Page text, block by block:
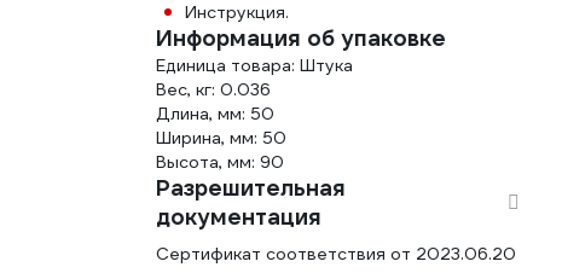
Инструкция.
Информация об упаковке
Единица товара: Штука
Вес, кг: 0.036
Длина, мм: 50
Ширина, мм: 50
Высота, мм: 90
Разрешительная
документация
Сертификат соответствия от 2023.06.20